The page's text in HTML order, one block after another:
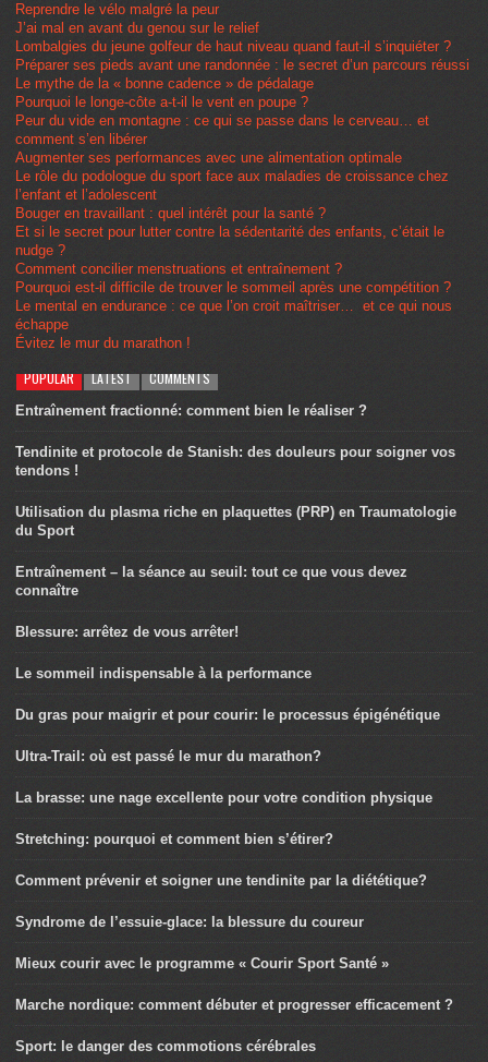
Reprendre le vélo malgré la peur
J’ai mal en avant du genou sur le relief
Lombalgies du jeune golfeur de haut niveau quand faut-il s’inquiéter ?
Préparer ses pieds avant une randonnée : le secret d’un parcours réussi
Le mythe de la « bonne cadence » de pédalage
Pourquoi le longe-côte a-t-il le vent en poupe ?
Peur du vide en montagne : ce qui se passe dans le cerveau… et
comment s’en libérer
Augmenter ses performances avec une alimentation optimale
Le rôle du podologue du sport face aux maladies de croissance chez
l’enfant et l’adolescent
Bouger en travaillant : quel intérêt pour la santé ?
Et si le secret pour lutter contre la sédentarité des enfants, c’était le
nudge ?
Comment concilier menstruations et entraînement ?
Pourquoi est-il difficile de trouver le sommeil après une compétition ?
Le mental en endurance : ce que l’on croit maîtriser… et ce qui nous
échappe
Évitez le mur du marathon !
POPULAR LATEST COMMENTS
Entraînement fractionné: comment bien le réaliser ?
Tendinite et protocole de Stanish: des douleurs pour soigner vos
tendons !
Utilisation du plasma riche en plaquettes (PRP) en Traumatologie
du Sport
Entraînement – la séance au seuil: tout ce que vous devez
connaître
Blessure: arrêtez de vous arrêter!
Le sommeil indispensable à la performance
Du gras pour maigrir et pour courir: le processus épigénétique
Ultra-Trail: où est passé le mur du marathon?
La brasse: une nage excellente pour votre condition physique
Stretching: pourquoi et comment bien s’étirer?
Comment prévenir et soigner une tendinite par la diététique?
Syndrome de l’essuie-glace: la blessure du coureur
Mieux courir avec le programme « Courir Sport Santé »
Marche nordique: comment débuter et progresser efficacement ?
Sport: le danger des commotions cérébrales